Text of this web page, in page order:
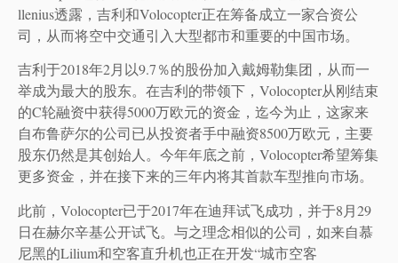
llenius透露，吉利和Volocopter正在筹备成立一家合资公
司，从而将空中交通引入大型都市和重要的中国市场。
吉利于2018年2月以9.7％的股份加入戴姆勒集团，从而一
举成为最大的股东。在吉利的带领下，Volocopter从刚结束
的C轮融资中获得5000万欧元的资金，迄今为止，这家来
自布鲁萨尔的公司已从投资者手中融资8500万欧元，主要
股东仍然是其创始人。今年年底之前，Volocopter希望筹集
更多资金，并在接下来的三年内将其首款车型推向市场。
此前，Volocopter已于2017年在迪拜试飞成功，并于8月29
日在赫尔辛基公开试飞。与之理念相似的公司，如来自慕
尼黑的Lilium和空客直升机也正在开发“城市空客